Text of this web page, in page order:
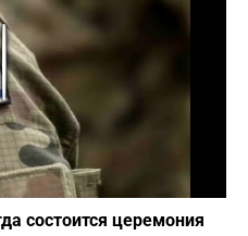
Play
Фото: depositphotos.com
состоится церемония